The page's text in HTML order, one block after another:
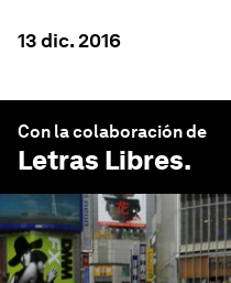
13 dic. 2016
Con la colaboración de
Letras Libres.